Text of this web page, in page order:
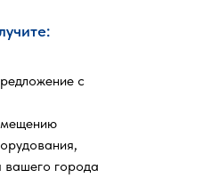
с
вашего города